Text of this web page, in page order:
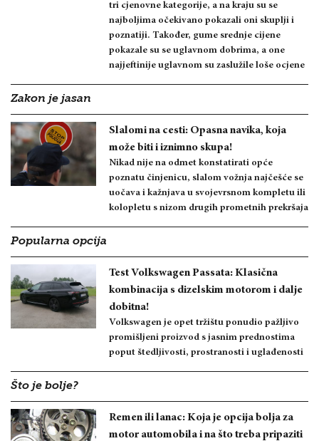
tri cjenovne kategorije, a na kraju su se
najboljima očekivano pokazali oni skuplji i
poznatiji. Također, gume srednje cijene
pokazale su se uglavnom dobrima, a one
najjeftinije uglavnom su zaslužile loše ocjene
Zakon je jasan
Slalomi na cesti: Opasna navika, koja
može biti i iznimno skupa!
Nikad nije na odmet konstatirati opće
poznatu činjenicu, slalom vožnja najčešće se
uočava i kažnjava u svojevrsnom kompletu ili
kolopletu s nizom drugih prometnih prekršaja
Popularna opcija
Test Volkswagen Passata: Klasična
kombinacija s dizelskim motorom i dalje
dobitna!
Volkswagen je opet tržištu ponudio pažljivo
promišljeni proizvod s jasnim prednostima
poput štedljivosti, prostranosti i uglađenosti
Što je bolje?
Remen ili lanac: Koja je opcija bolja za
motor automobila i na što treba pripaziti